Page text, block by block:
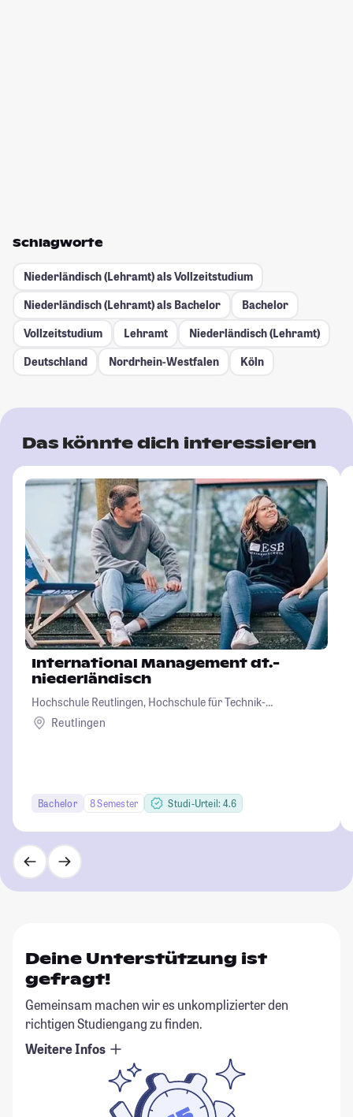
Schlagworte
Niederländisch (Lehramt) als Vollzeitstudium
Niederländisch (Lehramt) als Bachelor
Bachelor
Vollzeitstudium
Lehramt
Niederländisch (Lehramt)
Deutschland
Nordrhein-Westfalen Köln
Das könnte dich interessieren
International Management dt.-
niederländisch
Hochschule Reutlingen, Hochschule für Technik-
Wirtschaft-Informatik-Design
Reutlingen
Bachelor 8 Semester Studi-Urteil: 4.6
Deine Unterstützung ist
gefragt!
Gemeinsam machen wir es unkomplizierter den
richtigen Studiengang zu finden.
Weitere Infos